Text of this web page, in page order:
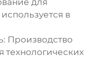
для
в
Производство
технологических